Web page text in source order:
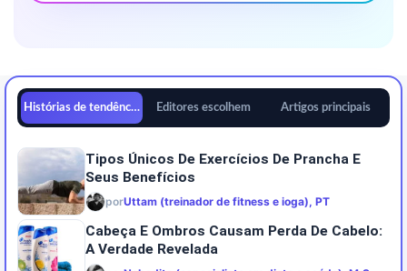
Histórias de tendências Editores escolhem Artigos principais
Tipos Únicos De Exercícios De Prancha E
Seus Benefícios
porUttam (treinador de fitness e ioga), PT
Cabeça E Ombros Causam Perda De Cabelo:
A Verdade Revelada